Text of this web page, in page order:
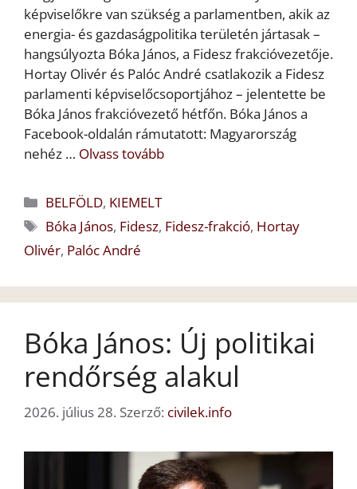
képviselőkre van szükség a parlamentben, akik az
energia- és gazdaságpolitika területén jártasak –
hangsúlyozta Bóka János, a Fidesz frakcióvezetője.
Hortay Olivér és Palóc André csatlakozik a Fidesz
parlamenti képviselőcsoportjához – jelentette be
Bóka János frakcióvezető hétfőn. Bóka János a
Facebook-oldalán rámutatott: Magyarország
nehéz … Olvass tovább
Kategória
BELFÖLD, KIEMELT
Címkék
Bóka János, Fidesz, Fidesz-frakció, Hortay
Olivér, Palóc André
Bóka János: Új politikai
rendőrség alakul
2026. július 28. Szerző: civilek.info